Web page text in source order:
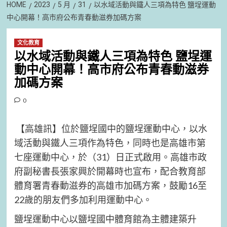
HOME 2023 5 月 31
以水域活動與鐵人三項為特色 鹽埕運動
中心開幕！高市府公布青春動滋券加碼方案
文化教育
以水域活動與鐵人三項為特色 鹽埕運
動中心開幕！高市府公布青春動滋券
加碼方案
0
【高雄訊】位於鹽埕國中的鹽埕運動中心，以水
域活動與鐵人三項作為特色，同時也是高雄市第
七座運動中心，於（31）日正式啟用。高雄市政
府副秘書長張家興於開幕時也宣布，配合教育部
體育署青春動滋券的高雄市加碼方案，鼓勵16至
22歲的朋友們多加利用運動中心。
鹽埕運動中心以鹽埕國中體育館為主體建築升